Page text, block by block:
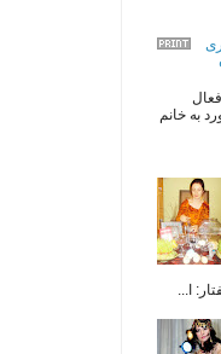
زنان فعال
به خانم
ا...